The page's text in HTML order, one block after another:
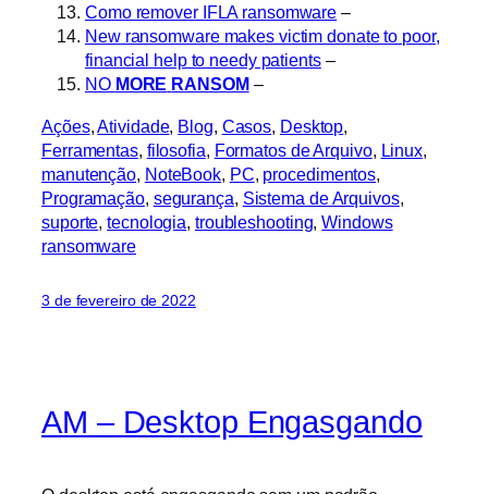
Como remover IFLA ransomware –
New ransomware makes victim donate to poor,
financial help to needy patients–
NO MORE RANSOM –
Ações, Atividade, Blog Casos Desktop
Ferramentas, filosofia Formatos de Arquivo, Linux
manutenção NoteBook PC procedimentos
Programação, segurança Sistema de Arquivos
suporte , tecnologia troubleshooting , Windows
ransomware
3 de fevereiro de 2022
AM – Desktop Engasgando